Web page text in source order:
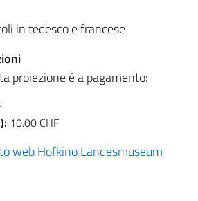
in tedesco e francese
proiezione è a pagamento:
10.00 CHF
web Hofkino Landesmuseum